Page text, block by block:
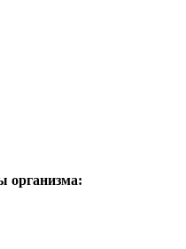
организма: